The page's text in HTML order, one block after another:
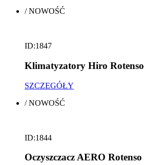
/NOWOŚĆ
ID:1847
Klimatyzatory Hiro Rotenso
SZCZEGÓŁY
/NOWOŚĆ
ID:1844
Oczyszczacz AERO Rotenso